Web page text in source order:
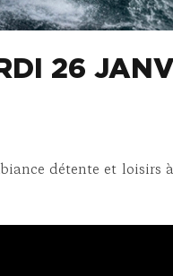
26
détente et loisirs